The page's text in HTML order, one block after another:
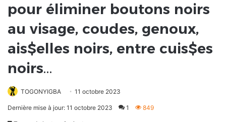
pour éliminer boutons noirs
au visage, coudes, genoux,
ais$elles noirs, entre cuis$es
noirs…
TOGONYIGBA 11 octobre 2023
Dernière mise à jour: 11 octobre 2023 1 849